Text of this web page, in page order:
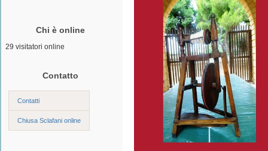
Chi è online
29 visitatori online
Contatto
Contatti
Chiusa Sclafani online